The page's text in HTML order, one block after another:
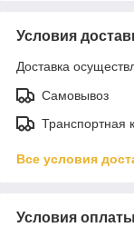
Условия
Доставка
Самовывоз
Транспортная
Все условия
Условия оплаты